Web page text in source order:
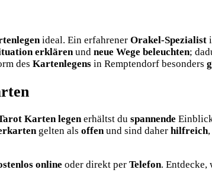
ideal. Ein erfahrener Orakel-Spezialist
erklärenund neue Wege beleuchten;
des Kartenlegens in Remptendorf besonders
Karten legen erhältst du spannende
gelten als offen und sind daher hilfreich
online oder direkt per Telefon. Entdecke,